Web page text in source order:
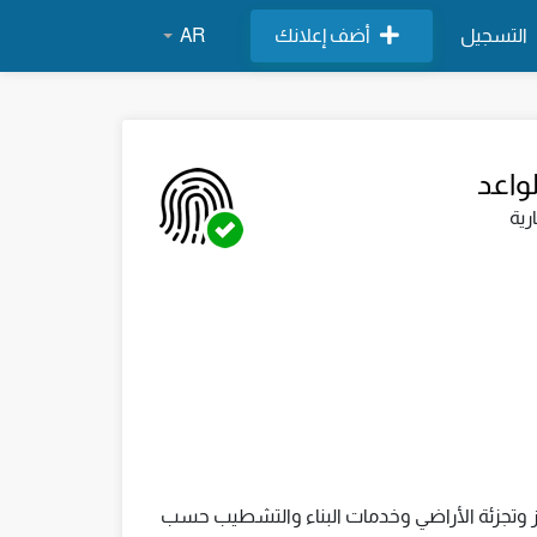
التسجيل أضف إعلانك AR
الأراضي وخدمات البناء والتشطيب حسب